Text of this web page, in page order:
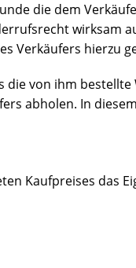
die dem
wirksam
Verkäufers hierzu
von ihm
abholen. In
Kaufpreises das